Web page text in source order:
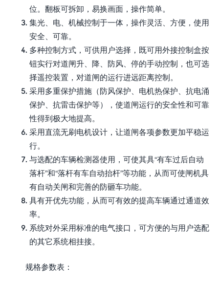
位。翻板可拆卸，易换画面，操作简单。
集光、电、机械控制于一体，操作灵活、方便，使用
安全、可靠。
多种控制方式，可供用户选择，既可用外接控制盒按
钮实行对道闸升、降、防风、停的手动控制，也可选
择遥控装置，对道闸的运行进远距离控制。
采用多重保护措施（防风保护、电机热保护、抗电涌
保护、抗雷击保护等），使道闸运行的安全性和可靠
性得到极大地提高。
采用直流无刷电机设计，让道闸各项参数更加平稳运
行。
与选配的车辆检测器使用，可使其具“有车过后自动
落杆”和“落杆有车自动抬杆”等功能，从而可使闸机具
有自动关闸和完善的防砸车功能。
具有开优先功能，从而可有效的提高车辆通过通道效
率。
系统对外采用标准的电气接口，可方便的与用户选配
的其它系统相挂接。
规格参数表：